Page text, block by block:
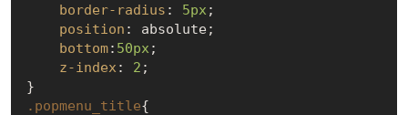
border-radius : 5px ;
position : absolute;
bottom: 50px ;
z-index: 2 ;
.popmenu_title{